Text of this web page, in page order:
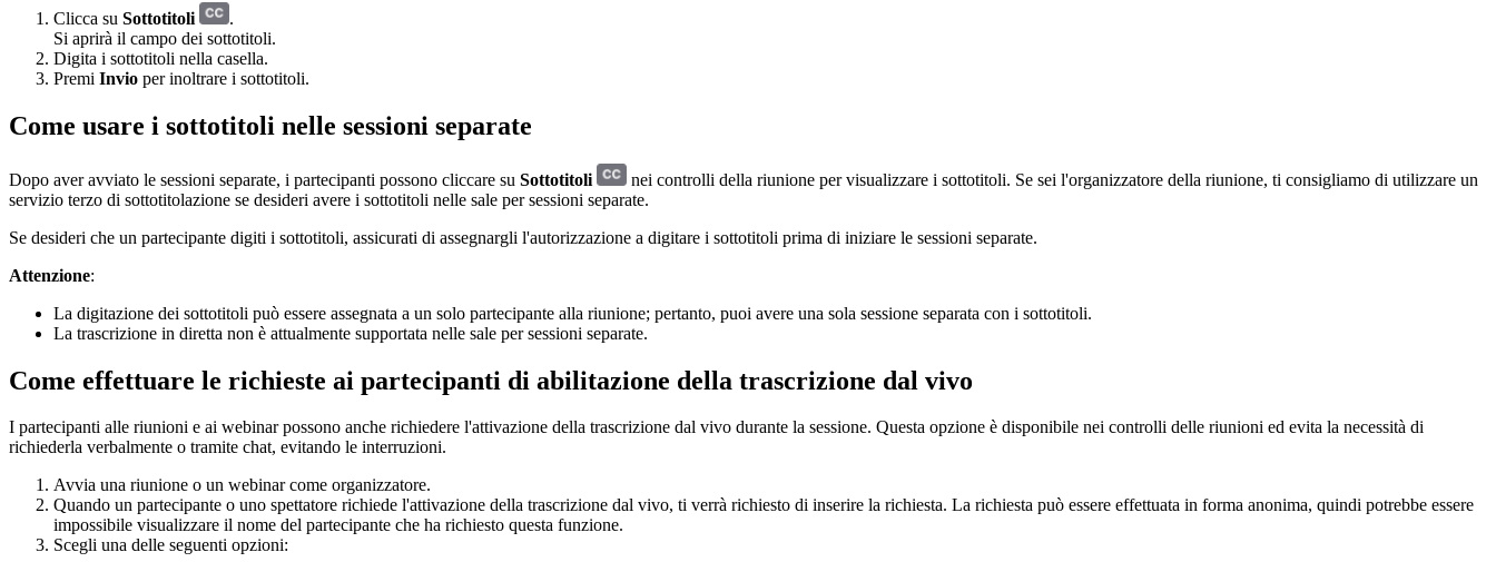
Clicca su Sottotitoli
.
Si aprirà il campo dei sottotitoli.
Digita i sottotitoli nella casella.
Premi Invio per inoltrare i sottotitoli.
Come usare i sottotitoli nelle sessioni separate
Dopo aver avviato le sessioni separate, i partecipanti possono cliccare su Sottotitoli
nei controlli della riunione per visualizzare i sottotitoli. Se sei l'organizzatore della riunione, ti consigliamo di utilizzare un
servizio terzo di sottotitolazione se desideri avere i sottotitoli nelle sale per sessioni separate.
Se desideri che un partecipante digiti i sottotitoli, assicurati di assegnargli l'autorizzazione a digitare i sottotitoli prima di iniziare le sessioni separate.
Attenzione:
La digitazione dei sottotitoli può essere assegnata a un solo partecipante alla riunione; pertanto, puoi avere una sola sessione separata con i sottotitoli.
La trascrizione in diretta non è attualmente supportata nelle sale per sessioni separate.
Come effettuare le richieste ai partecipanti di abilitazione della trascrizione dal vivo
I partecipanti alle riunioni e ai webinar possono anche richiedere l'attivazione della trascrizione dal vivo durante la sessione. Questa opzione è disponibile nei controlli delle riunioni ed evita la necessità di
richiederla verbalmente o tramite chat, evitando le interruzioni.
Avvia una riunione o un webinar come organizzatore.
Quando un partecipante o uno spettatore richiede l'attivazione della trascrizione dal vivo, ti verrà richiesto di inserire la richiesta. La richiesta può essere effettuata in forma anonima, quindi potrebbe essere
impossibile visualizzare il nome del partecipante che ha richiesto questa funzione.
Scegli una delle seguenti opzioni: